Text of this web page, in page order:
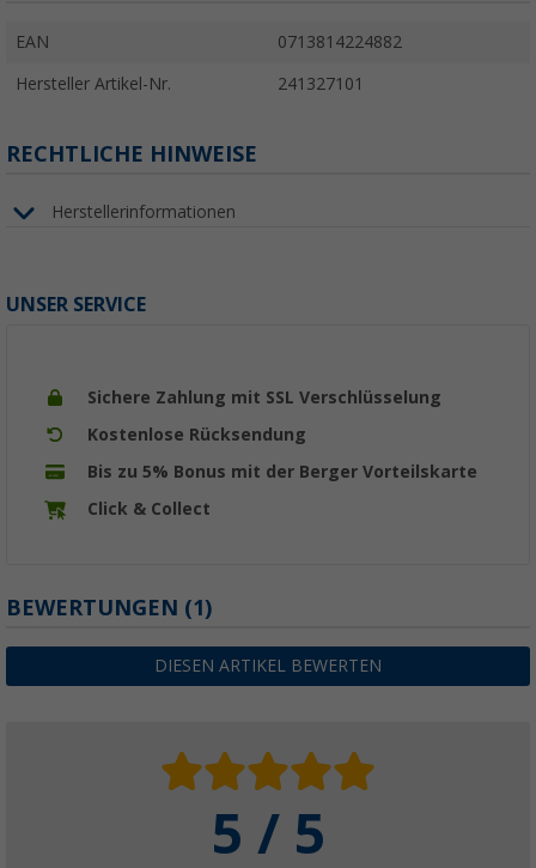
EAN 0713814224882
Hersteller Artikel-Nr. 241327101
RECHTLICHE HINWEISE
Herstellerinformationen
UNSER SERVICE
Sichere Zahlung mit SSL Verschlüsselung
Kostenlose Rücksendung
Bis zu 5% Bonus mit der Berger Vorteilskarte
Click & Collect
BEWERTUNGEN (1)
DIESEN ARTIKEL BEWERTEN
5 / 5